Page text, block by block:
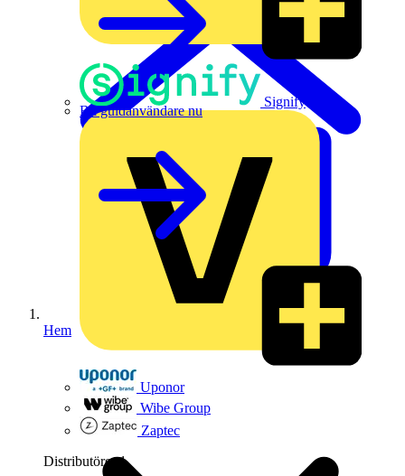
Signify
Uponor
Wibe Group
Zaptec
Distributörer 1
Bli guldanvändare nu
Hem